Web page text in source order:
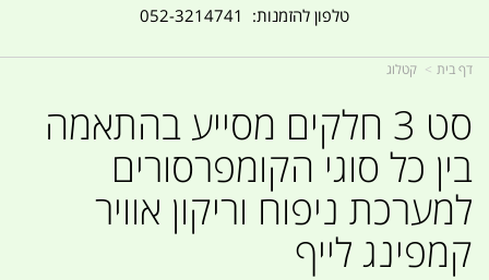
טלפון להזמנות: 052-3214741
דף בית קטלוג
סט 3 חלקים מסייע בהתאמה
בין כל סוגי הקומפרסורים
למערכת ניפוח וריקון אוויר
קמפינג לייף